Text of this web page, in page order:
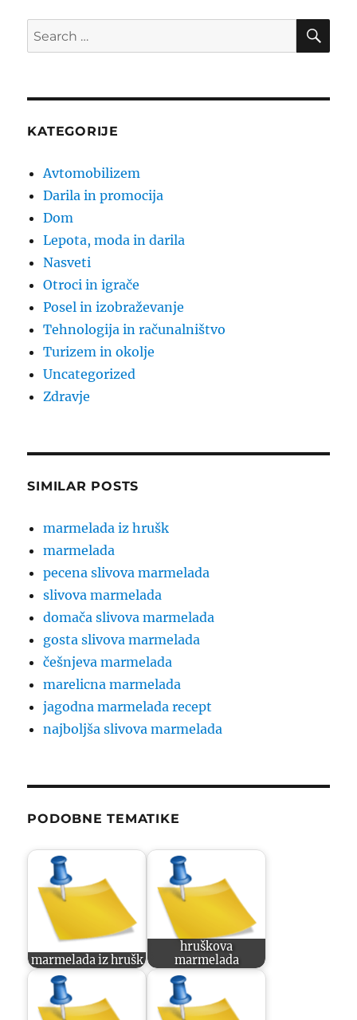
Search
for:
KATEGORIJE
Avtomobilizem
Darila in promocija
Dom
Lepota, moda in darila
Nasveti
Otroci in igrače
Posel in izobraževanje
Tehnologija in računalništvo
Turizem in okolje
Uncategorized
Zdravje
SIMILAR POSTS
marmelada iz hrušk
marmelada
pecena slivova marmelada
slivova marmelada
domača slivova marmelada
gosta slivova marmelada
češnjeva marmelada
marelicna marmelada
jagodna marmelada recept
najboljša slivova marmelada
PODOBNE TEMATIKE
marmelada iz hrušk
hruškova
marmelada